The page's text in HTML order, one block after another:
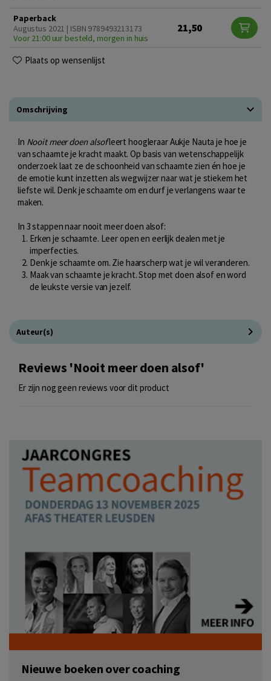
Paperback
Augustus 2021 | ISBN 9789493213173
Voor 21:00 uur besteld, morgen in huis
21,50
Plaats op wensenlijst
Omschrijving
In Nooit meer doen alsofleert hoogleraar Aukje Nauta je hoe je
van schaamte je kracht maakt. Op basis van wetenschappelijk
onderzoek laat ze de schoonheid van schaamte zien én hoe je
de emotie kunt inzetten als wegwijzer naar wat je stiekem het
liefste wil. Denk je schaamte om en durf je verlangens waar te
maken.
In 3 stappen naar nooit meer doen alsof:
Erken je schaamte. Leer open en eerlijk dealen met je
imperfecties.
Denk je schaamte om. Zie haarscherp wat je wil veranderen.
Maak van schaamte je kracht. Stop met doen alsof en word
de leukste versie van jezelf.
Auteur(s)
Reviews 'Nooit meer doen alsof'
Er zijn nog geen reviews voor dit product
Nieuwe boeken over coaching